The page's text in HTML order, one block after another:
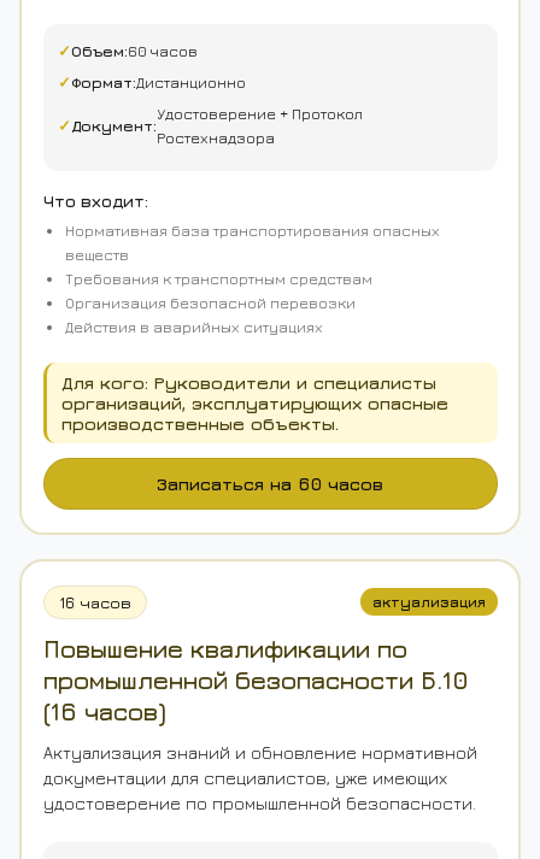
✓Объем:60 часов
✓Формат:Дистанционно
✓ Документ:
Удостоверение + Протокол
Ростехнадзора
Что входит:
Нормативная база транспортирования опасных
веществ
Требования к транспортным средствам
Организация безопасной перевозки
Действия в аварийных ситуациях
Для кого: Руководители и специалисты
организаций, эксплуатирующих опасные
производственные объекты.
Записаться на 60 часов
16 часов актуализация
Повышение квалификации по
промышленной безопасности Б.10
(16 часов)
Актуализация знаний и обновление нормативной
документации для специалистов, уже имеющих
удостоверение по промышленной безопасности.